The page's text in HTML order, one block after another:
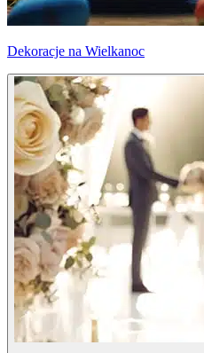
Dekoracje na Wielkanoc